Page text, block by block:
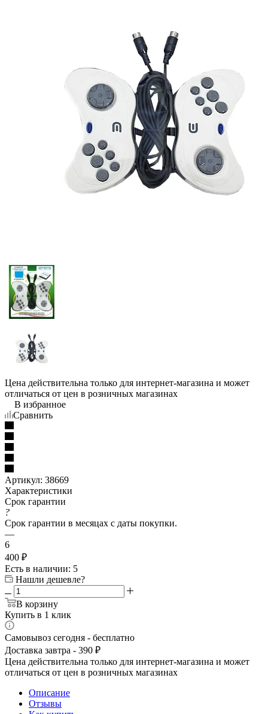
Цена действительна только для интернет-магазина и может
отличаться от цен в розничных магазинах
В избранное
Сравнить
Артикул: 38669
Характеристики
Срок гарантии
?
Срок гарантии в месяцах с даты покупки.
—
6
400 ₽
Есть в наличии: 5
Нашли дешевле?
В корзину
Купить в 1 клик
Самовывоз сегодня - бесплатно
Доставка завтра - 390 ₽
Цена действительна только для интернет-магазина и может
отличаться от цен в розничных магазинах
Описание
Отзывы